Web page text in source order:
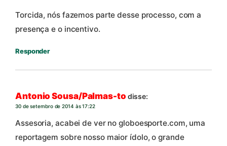
Torcida, nós fazemos parte desse processo, com a
presença e o incentivo.
Responder
Antonio Sousa/Palmas-to disse:
30 de setembro de 2014 às 17:22
Assesoria, acabei de ver no globoesporte.com, uma
reportagem sobre nosso maior ídolo, o grande